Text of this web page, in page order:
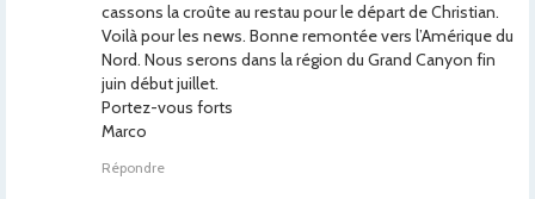
cassons la croûte au restau pour le départ de Christian.
Voilà pour les news. Bonne remontée vers l’Amérique du
Nord. Nous serons dans la région du Grand Canyon fin
juin début juillet.
Portez-vous forts
Marco
Répondre